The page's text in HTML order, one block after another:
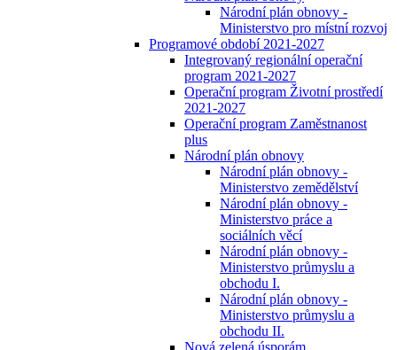
Národní plán obnovy -
Ministerstvo pro místní rozvoj
Programové období 2021-2027
Integrovaný regionální operační
program 2021-2027
Operační program Životní prostředí
2021-2027
Operační program Zaměstnanost
plus
Národní plán obnovy
Národní plán obnovy -
Ministerstvo zemědělství
Národní plán obnovy -
Ministerstvo práce a
sociálních věcí
Národní plán obnovy -
Ministerstvo průmyslu a
obchodu I.
Národní plán obnovy -
Ministerstvo průmyslu a
obchodu II.
Nová zelená úsporám